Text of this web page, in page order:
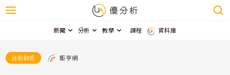
新聞 分析 教學 課程 資料庫
台股動態 鉅亨網